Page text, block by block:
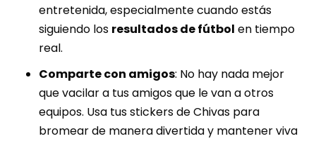
entretenida, especialmente cuando estás
siguiendo los resultados de fútbol en tiempo
real.
Comparte con amigos: No hay nada mejor
que vacilar a tus amigos que le van a otros
equipos. Usa tus stickers de Chivas para
bromear de manera divertida y mantener viva